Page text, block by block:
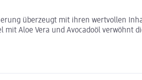
überzeugt mit ihren wertvollen
Aloe Vera und Avocadoöl verwöhnt